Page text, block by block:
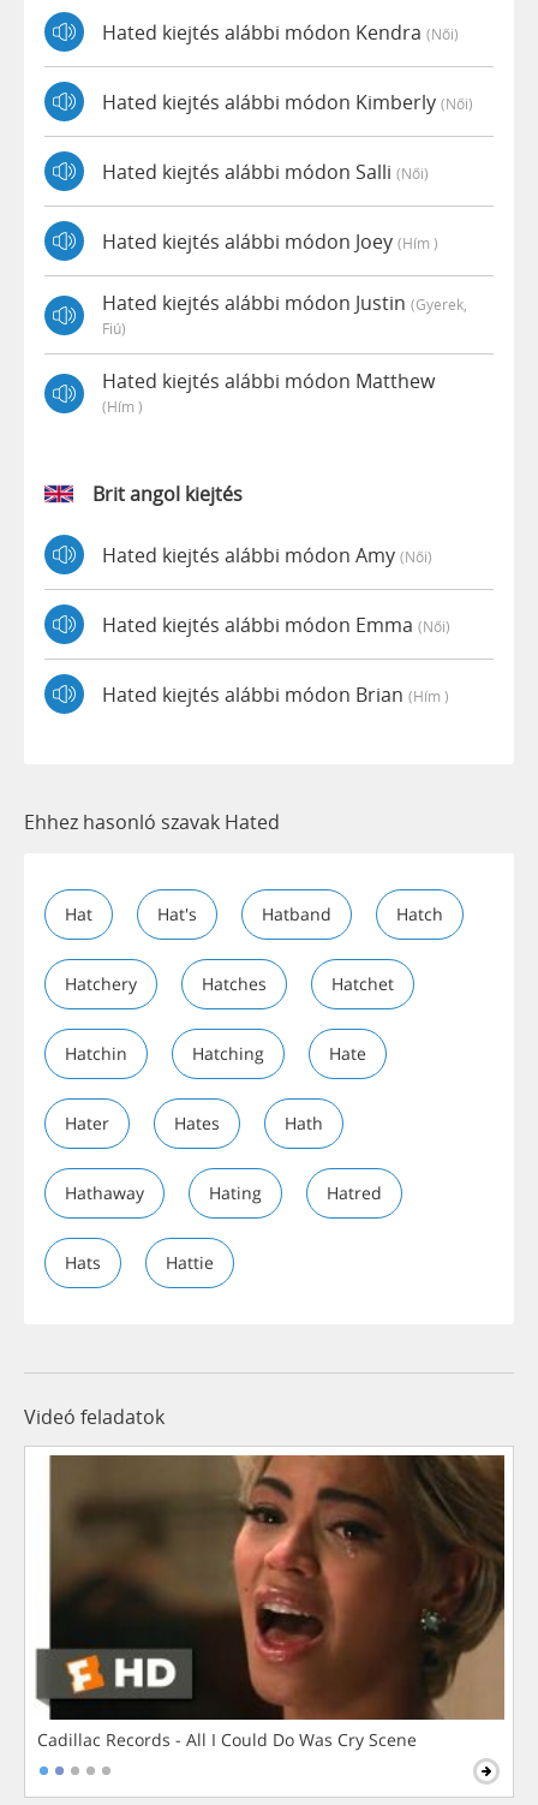
Hated kiejtés alábbi módon Kendra (női)
Hated kiejtés alábbi módon Kimberly (női)
Hated kiejtés alábbi módon Salli (női)
Hated kiejtés alábbi módon Joey (hím )
Hated kiejtés alábbi módon Justin (gyerek,
Fiú)
Hated kiejtés alábbi módon Matthew
(hím )
Brit angol kiejtés
Hated kiejtés alábbi módon Amy (női)
Hated kiejtés alábbi módon Emma (női)
Hated kiejtés alábbi módon Brian (hím )
Ehhez hasonló szavak Hated
Hat Hat's Hatband Hatch
Hatchery Hatches Hatchet
Hatchin Hatching Hate
Hater Hates Hath
Hathaway Hating Hatred
Hats Hattie
Videó feladatok
Cadillac Records - All I Could Do Was Cry Scene